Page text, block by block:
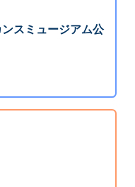
スミュージアム公